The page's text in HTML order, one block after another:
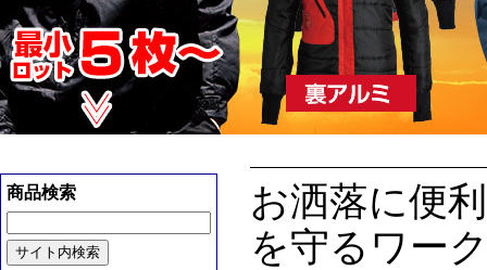
お洒落に便
を守るワー
商品検索